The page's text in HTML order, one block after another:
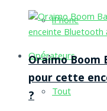
iPhone
Opérateurs
Tout
Oraimo Boom
pour cette
?